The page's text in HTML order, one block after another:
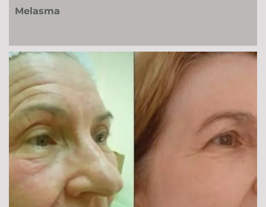
Melasma